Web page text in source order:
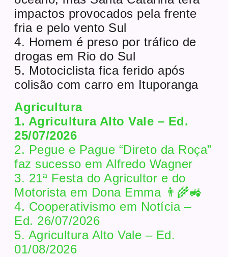
impactos provocados pela frente
fria e pelo vento Sul
4. Homem é preso por tráfico de
drogas em Rio do Sul
5. Motociclista fica ferido após
colisão com carro em Ituporanga
Agricultura
1. Agricultura Alto Vale – Ed.
25/07/2026
2. Pegue e Pague “Direto da Roça”
faz sucesso em Alfredo Wagner
3. 21ª Festa do Agricultor e do
Motorista em Dona Emma 👨‍🌾🚜
4. Cooperativismo em Notícia –
Ed. 26/07/2026
5. Agricultura Alto Vale – Ed.
01/08/2026